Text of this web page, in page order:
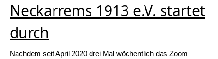
Neckarrems 1913 e.V. startet
durch
Nachdem seit April 2020 drei Mal wöchentlich das Zoom